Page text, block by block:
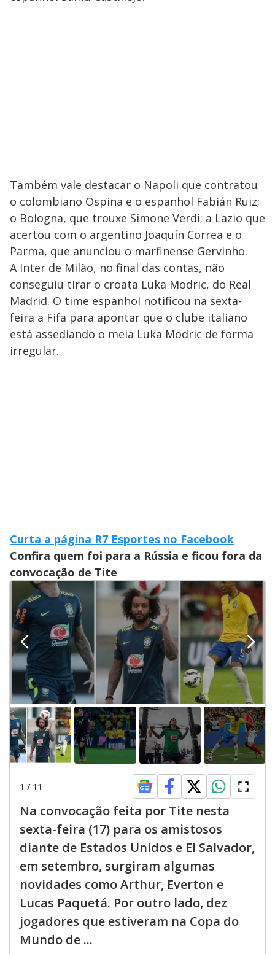
Também vale destacar o Napoli que contratou
o colombiano Ospina e o espanhol Fabián Ruiz;
o Bologna, que trouxe Simone Verdi; a Lazio que
acertou com o argentino Joaquín Correa e o
Parma, que anunciou o marfinense Gervinho.
A Inter de Milão, no final das contas, não
conseguiu tirar o croata Luka Modric, do Real
Madrid. O time espanhol notificou na sexta-
feira a Fifa para apontar que o clube italiano
está assediando o meia Luka Modric de forma
irregular.
Curta a página R7 Esportes no Facebook
Confira quem foi para a Rússia e ficou fora da
convocação de Tite
1 / 11
Na convocação feita por Tite nesta
sexta-feira (17) para os amistosos
diante de Estados Unidos e El Salvador,
em setembro, surgiram algumas
novidades como Arthur, Everton e
Lucas Paquetá. Por outro lado, dez
jogadores que estiveram na Copa do
Mundo de ...